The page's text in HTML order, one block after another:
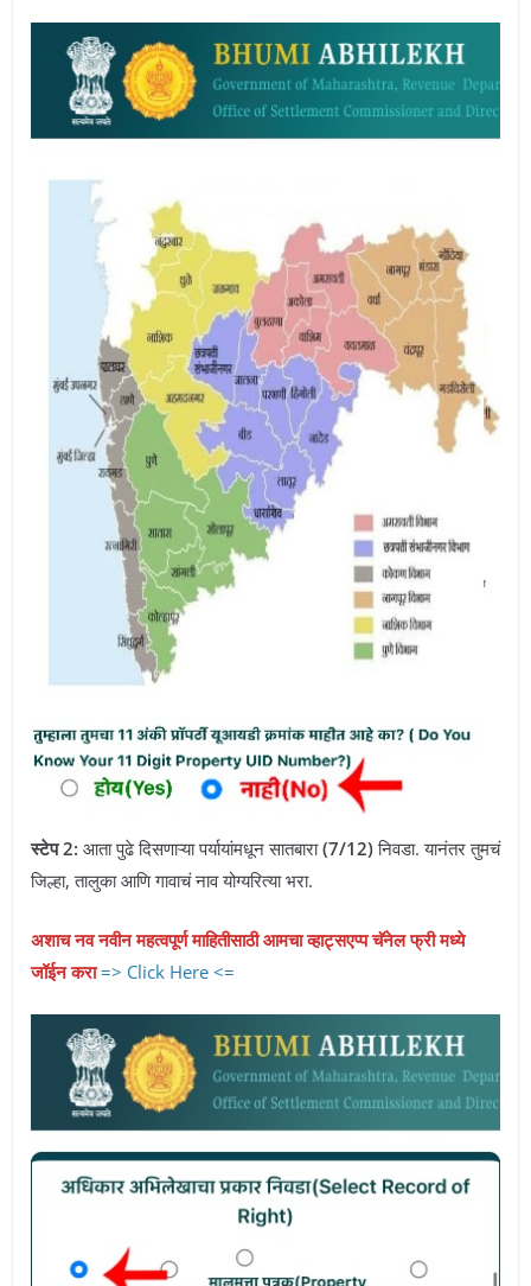
स्टेप 2: आता पुढे दिसणाऱ्या पर्यायांमधून सातबारा(7/12)निवडा. यानंतर तुमचं
जिल्हा, तालुका आणि गावाचं नाव योग्यरित्या भरा.
अशाच नव नवीन महत्वपूर्ण माहितीसाठी आमचा व्हाट्सएप्प चॅनेल फ्री मध्ये
जॉईन करा => Click Here <=